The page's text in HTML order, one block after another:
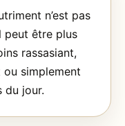
n’est pas
peut être plus
rassasiant,
simplement
du jour.